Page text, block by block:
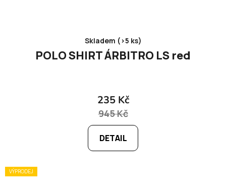
Skladem (>5 ks)
POLO SHIRT ÁRBITRO LS red
235 Kč
945 Kč
DETAIL
VÝPRODEJ